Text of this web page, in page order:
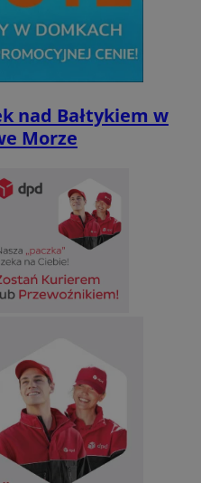
nad Bałtykiem w
Morze